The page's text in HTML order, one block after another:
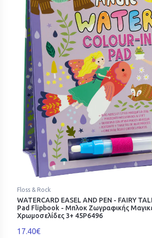
Floss & Rock
WATERCARD EASEL AND PEN - FAIRY
Pad Flipbook - Μπλοκ Ζωγραφικής
Χρωμοσελίδες 3+ 45P6496
17.40€